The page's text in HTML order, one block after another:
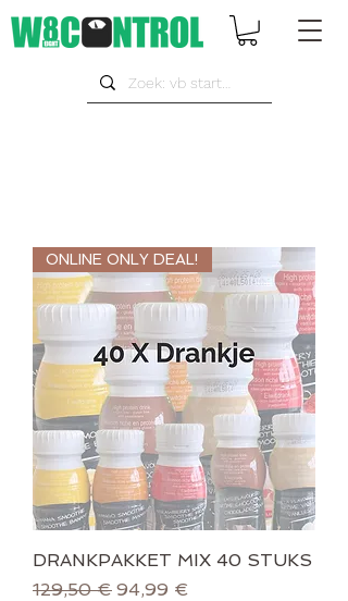
ONLINE ONLY DEAL!
DRANKPAKKET MIX 40 STUKS
Prix original
129,50 € Prix promotionnel
94,99 €